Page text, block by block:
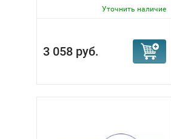
Уточнить наличие
3 058 руб.